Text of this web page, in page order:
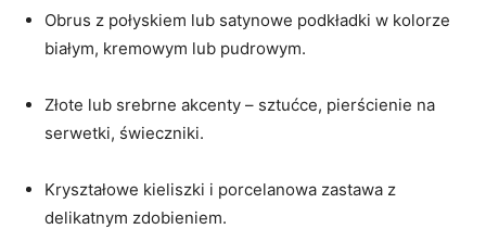
Obrus z połyskiem lub satynowe podkładki w kolorze
białym, kremowym lub pudrowym.
Złote lub srebrne akcenty – sztućce, pierścienie na
serwetki, świeczniki.
Kryształowe kieliszki i porcelanowa zastawa z
delikatnym zdobieniem.